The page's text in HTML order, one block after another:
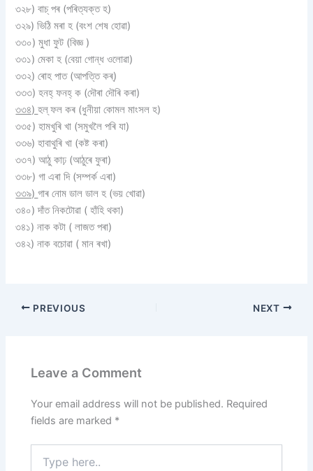
৩২৮) বাচ্ পৰ (পৰিত্যক্ত হ)
৩২৯) ভিঠি মৰা হ (বংশ শেষ হােৱা)
৩৩০) মুধা ফুট (বিজ্ঞ )
৩৩১) মেকা হ (বেয়া গােন্ধ ওলােৱা)
৩৩২) ৰােহ পাত (আপত্তি কৰ্)
৩৩৩) হনহ্ ফনহ্ ক (দৌৰা দৌৰি কৰা)
৩৩৪)হল্ ফল কৰ (ধুনীয়া কোমল মাংসল হ)
৩৩৫) হামখুৰি খা (সমুখলৈ পৰি যা)
৩৩৬) হাবাথুৰি খা (কষ্ট কৰা)
৩৩৭) আঠু কাঢ় (আঠুৰে ফুৰা)
৩৩৮) গা এৰা দি (সম্পর্ক এৰা)
৩৩৯)গাৰ নােম ডাল ডাল হ (ভয় খােৱা)
৩৪০) দাঁত নিকটোৱা ( হাঁহি থকা)
৩৪১) নাক কটা ( লাজত পৰা)
৩৪২) নাক বচোৱা ( মান ৰখা)
PREVIOUS NEXT
Leave a Comment
Your email address will not be published. Required
fields are marked *
here..